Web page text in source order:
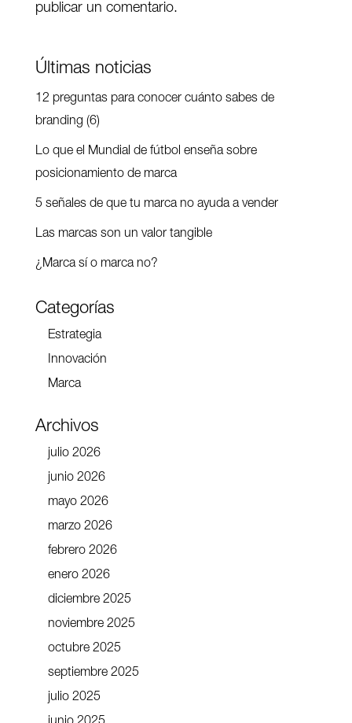
publicar un comentario.
Últimas noticias
12 preguntas para conocer cuánto sabes de
branding (6)
Lo que el Mundial de fútbol enseña sobre
posicionamiento de marca
5 señales de que tu marca no ayuda a vender
Las marcas son un valor tangible
¿Marca sí o marca no?
Categorías
Estrategia
Innovación
Marca
Archivos
julio 2026
junio 2026
mayo 2026
marzo 2026
febrero 2026
enero 2026
diciembre 2025
noviembre 2025
octubre 2025
septiembre 2025
julio 2025